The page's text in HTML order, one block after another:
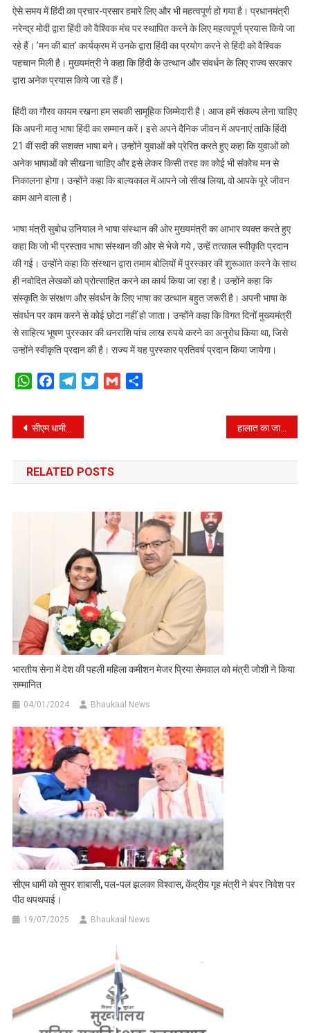
ऐसे समय में हिंदी का प्रचार-प्रसार हमारे लिए और भी महत्वपूर्ण हो गया है। प्रधानमंत्री
नरेन्द्र मोदी द्वारा हिंदी को वैश्विक मंच पर स्थापित करने के लिए महत्वपूर्ण प्रयास किये जा
रहे हैं। ’मन की बात’ कार्यक्रम में उनके द्वारा हिंदी का प्रयोग करने से हिंदी को वैश्विक
पहचान मिली है। मुख्यमंत्री ने कहा कि हिंदी के उत्थान और संवर्धन के लिए राज्य सरकार
द्वारा अनेक प्रयास किये जा रहे हैं।
हिंदी का गौरव कायम रखना हम सबकी सामूहिक जिम्मेदारी है। आज हमें संकल्प लेना चाहिए
कि अपनी मातृ भाषा हिंदी का सम्मान करें। इसे अपने दैनिक जीवन में अपनाएं ताकि हिंदी
21 वीं सदी की सशक्त भाषा बने। उन्होंने युवाओं को प्रेरित करते हुए कहा कि युवाओं को
अनेक भाषाओं को सीखना चाहिए और इसे लेकर किसी तरह का कोई भी संकोच मन से
निकालना होगा। उन्होंने कहा कि बाल्यकाल में आपने जो सीख लिया, वो आपके पूरे जीवन
काम आने वाला है।
भाषा मंत्री सुबोध उनियाल ने भाषा संस्थान की ओर मुख्यमंत्री का आभार व्यक्त करते हुए
कहा कि जो भी प्रस्ताव भाषा संस्थान की ओर से भेजे गये , उन्हें तत्काल स्वीकृति प्रदान
की गई। उन्होंने कहा कि संस्थान द्वारा तमाम बोलियों में पुरस्कार की शुरूआत करने के साथ
ही नवोदित लेखकों को प्रोत्साहित करने का कार्य किया जा रहा है। उन्होंने कहा कि
संस्कृति के संरक्षण और संवर्धन के लिए भाषा का उत्थान बहुत जरूरी है। अपनी भाषा के
संवर्धन पर काम करने से कोई छोटा नहीं हो जाता। उन्होंने कहा कि विगत दिनों मुख्यमंत्री
से साहित्य भूषण पुरस्कार की धनराशि पांच लाख रुपये करने का अनुरोध किया था, जिसे
उन्होंने स्वीकृति प्रदान की है। राज्य में यह पुरस्कार प्रतिवर्ष प्रदान किया जायेगा।
WhatsAppFacebookTelegramTwitterGmail
Post
navigation
सीएम धामी ने युवा धर्म संसद कार्यक्रम में किया प्रतिभाग, आज भारत एक युवा देश के रूप में जाना जाता है हालात का जायजा लेने सचिव आपदा प्रबंधन दूसरे दिन भी पहुंचे कंट्रोल रूम।
RELATED POSTS
भारतीय सेना में देश की पहली महिला कमीशन मेजर प्रिया सेमवाल को मंत्री जोशी ने किया
सम्मानित
04/01/2024 Bhaukaal News
सीएम धामी को सुपर शाबासी, पल-पल झलका विश्वास, केंद्रीय गृह मंत्री ने बंपर निवेश पर
पीठ थपथपाई।
19/07/2025 Bhaukaal News